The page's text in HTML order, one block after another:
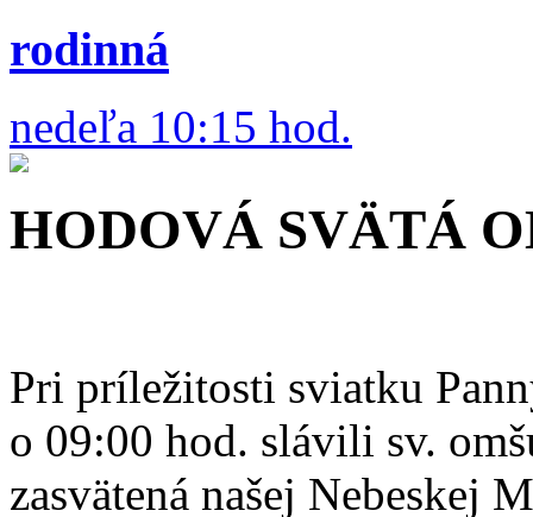
rodinná
nedeľa 10:15 hod.
HODOVÁ SVÄTÁ
Pri príležitosti sviatku
o 09:00 hod. slávili sv.
zasvätená našej Nebeskej